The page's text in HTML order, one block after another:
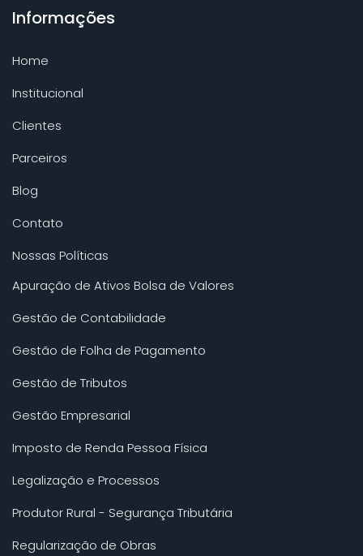
Informações
Home
Institucional
Clientes
Parceiros
Blog
Contato
Nossas Políticas
Apuração de Ativos Bolsa de Valores
Gestão de Contabilidade
Gestão de Folha de Pagamento
Gestão de Tributos
Gestão Empresarial
Imposto de Renda Pessoa Física
Legalização e Processos
Produtor Rural - Segurança Tributária
Regularização de Obras